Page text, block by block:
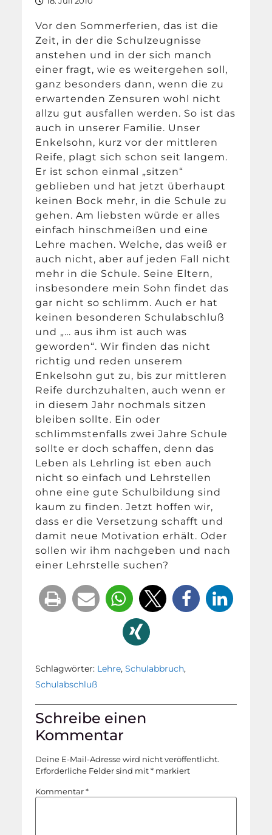
Vor den Sommerferien, das ist die
Zeit, in der die Schulzeugnisse
anstehen und in der sich manch
einer fragt, wie es weitergehen soll,
ganz besonders dann, wenn die zu
erwartenden Zensuren wohl nicht
allzu gut ausfallen werden. So ist das
auch in unserer Familie. Unser
Enkelsohn, kurz vor der mittleren
Reife, plagt sich schon seit langem.
Er ist schon einmal „sitzen“
geblieben und hat jetzt überhaupt
keinen Bock mehr, in die Schule zu
gehen. Am liebsten würde er alles
einfach hinschmeißen und eine
Lehre machen. Welche, das weiß er
auch nicht, aber auf jeden Fall nicht
mehr in die Schule. Seine Eltern,
insbesondere mein Sohn findet das
gar nicht so schlimm. Auch er hat
keinen besonderen Schulabschluß
und „… aus ihm ist auch was
geworden“. Wir finden das nicht
richtig und reden unserem
Enkelsohn gut zu, bis zur mittleren
Reife durchzuhalten, auch wenn er
in diesem Jahr nochmals sitzen
bleiben sollte. Ein oder
schlimmstenfalls zwei Jahre Schule
sollte er doch schaffen, denn das
Leben als Lehrling ist eben auch
nicht so einfach und Lehrstellen
ohne eine gute Schulbildung sind
kaum zu finden. Jetzt hoffen wir,
dass er die Versetzung schafft und
damit neue Motivation erhält. Oder
sollen wir ihm nachgeben und nach
einer Lehrstelle suchen?
Schlagwörter: Lehre,Schulabbruch,
Schulabschluß
Schreibe einen
Kommentar
Deine E-Mail-Adresse wird nicht veröffentlicht.
Erforderliche Felder sind mit* markiert
Kommentar*